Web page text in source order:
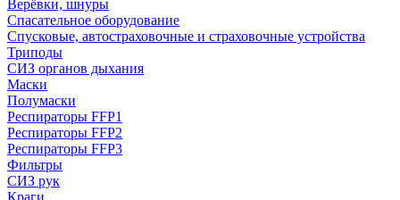
Верёвки, шнуры
Спасательное оборудование
Спусковые, автостраховочные и страховочные устройства
Триподы
СИЗ органов дыхания
Маски
Полумаски
Респираторы FFP1
Респираторы FFP2
Респираторы FFP3
Фильтры
СИЗ рук
Краги